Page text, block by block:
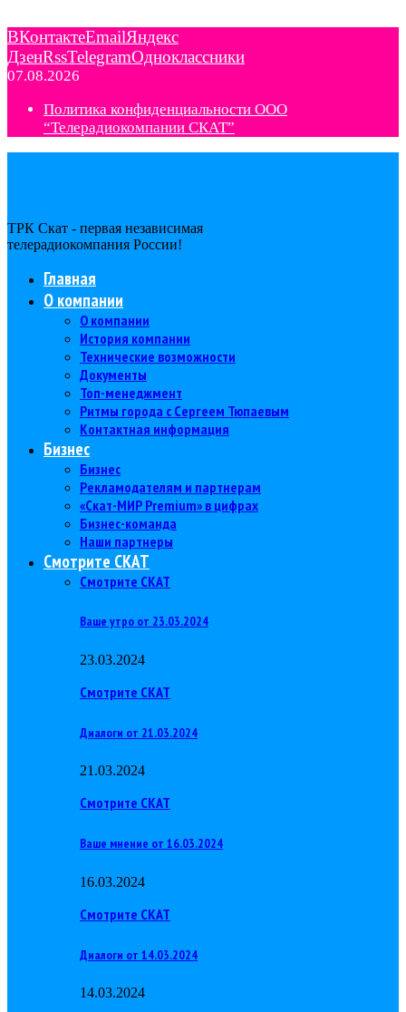
ВКонтактеEmailЯндекс
ДзенRssTelegramОдноклассники
07.08.2026
Политика конфиденциальности ООО
“Телерадиокомпании СКАТ”
ТРК Скат - первая независимая
телерадиокомпания Роcсии!
Главная
О компании
О компании
История компании
Технические возможности
Документы
Топ-менеджмент
Ритмы города с Сергеем Тюпаевым
Контактная информация
Бизнес
Бизнес
Рекламодателям и партнерам
«Скат-МИР Premium» в цифрах
Бизнес-команда
Наши партнеры
Смотрите СКАТ
Смотрите СКАТ
Ваше утро от 23.03.2024
23.03.2024
Смотрите СКАТ
Диалоги от 21.03.2024
21.03.2024
Смотрите СКАТ
Ваше мнение от 16.03.2024
16.03.2024
Смотрите СКАТ
Диалоги от 14.03.2024
14.03.2024